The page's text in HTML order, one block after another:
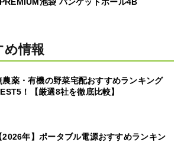
め情報
農薬・有機の野菜宅配おすすめランキング
！【厳選8社を徹底比較】
2026年】ポータブル電源おすすめランキン